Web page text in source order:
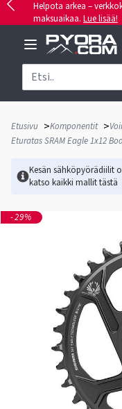
Helpota arkea –
maksuaikaa. Lue lisää!
Etusivu >Komponentit >
Eturatas SRAM Eagle 1x12
Kesän sähköpyörädiilit
katso kaikki mallittästä
-29%